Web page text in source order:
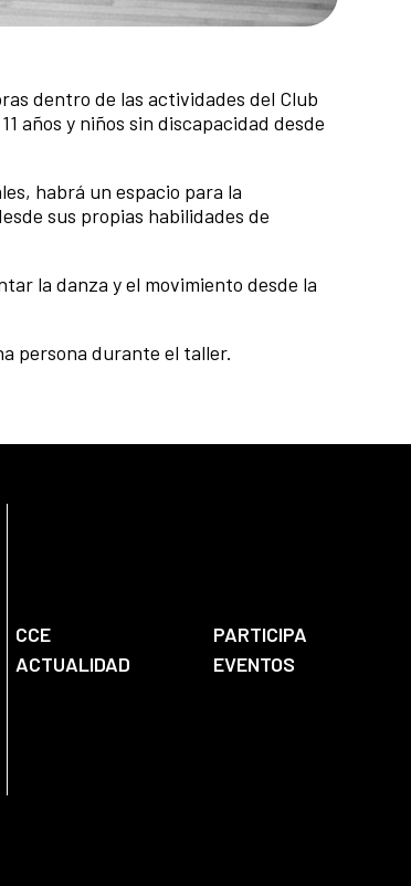
dentro de las actividades del Club
años y niños sin discapacidad desde
habrá un espacio para la
sus propias habilidades de
la danza y el movimiento desde la
persona durante el taller.
CCE PARTICIPA
ACTUALIDAD
EVENTOS